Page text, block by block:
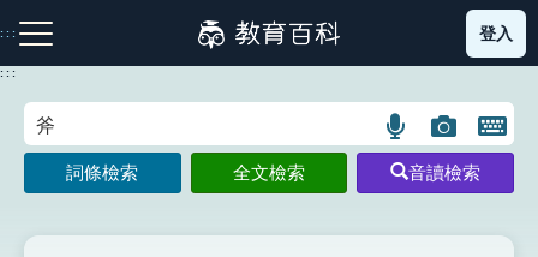
到
主
:::
注音索引圖示 筆畫索引圖示 部首索引表圖示
登入
:::
語
言
搜
圖
片
搜
開
鍵
圖
詞條檢索 全文檢索 音讀檢索